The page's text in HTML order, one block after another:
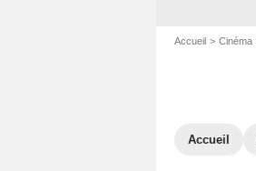
Accueil Cinéma
Accueil